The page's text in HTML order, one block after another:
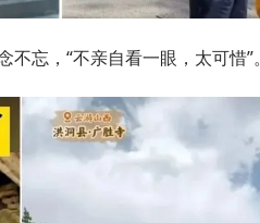
忘，“不亲自看一眼，太可惜”。